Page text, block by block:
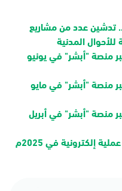
تدشين عدد من مشاريع
المدنية
عبر منصة "أبشر" في يونيو
عبر منصة "أبشر" في مايو
عبر منصة "أبشر" في أبريل